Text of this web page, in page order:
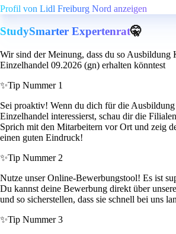
Profil von Lidl Freiburg Nord anzeigen
StudySmarter Expertenrat🤫
Wir sind der Meinung, dass du so Ausbildung
Einzelhandel 09.2026 (gn) erhalten könntest
✨Tip Nummer 1
Sei proaktiv! Wenn du dich für die
Einzelhandel interessierst, schau dir die
Sprich mit den Mitarbeitern vor Ort und zeig
einen guten Eindruck!
✨Tip Nummer 2
Nutze unser Online-Bewerbungstool! Es ist
Du kannst deine Bewerbung direkt über
und so sicherstellen, dass sie schnell bei uns
✨Tip Nummer 3